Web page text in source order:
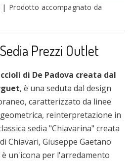
| Prodotto accompagnato da
Prezzi Outlet
di De Padova creata dal
, è una seduta dal design
caratterizzato da linee
reinterpretazione in
sedia "Chiavarina" creata
Chiavari, Giuseppe Gaetano
è un'icona per l'arredamento